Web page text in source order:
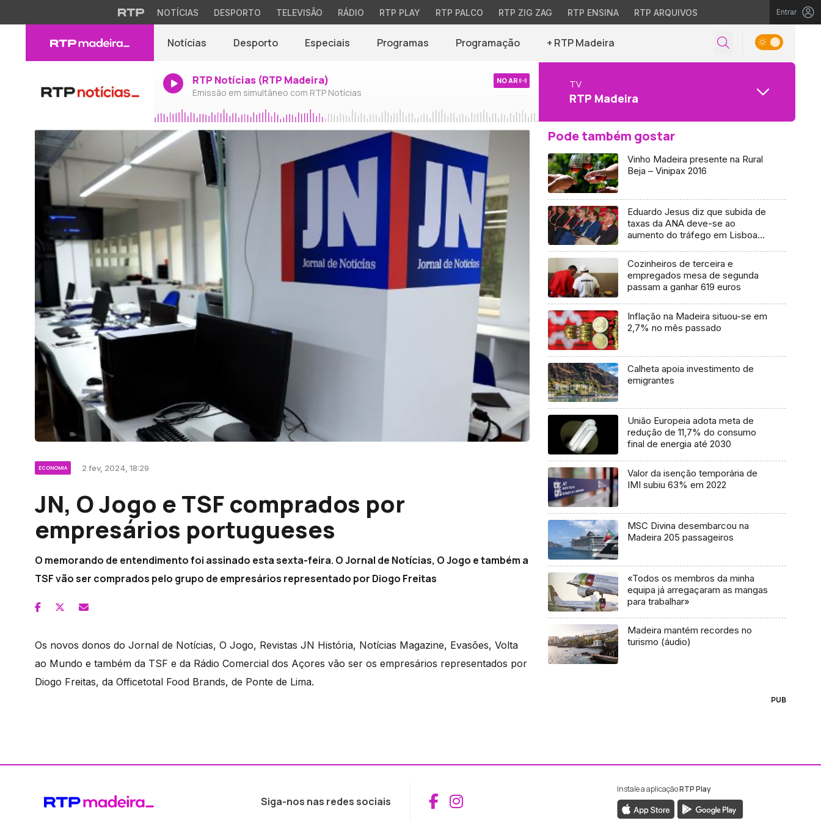
NOTÍCIAS DESPORTO TELEVISÃO RÁDIO RTP PLAY RTP PALCO RTP ZIG ZAG RTP ENSINA RTP ARQUIVOS Entrar
Notícias Desporto Especiais Programas Programação + RTP Madeira
RTP Notícias (RTP Madeira)
Emissão em simultâneo com RTP Notícias
NO AR TV
RTP Madeira
ECONOMIA 2 fev, 2024, 18:29
JN, O Jogo e TSF comprados por
empresários portugueses
O memorando de entendimento foi assinado esta sexta-feira. O Jornal de Notícias, O Jogo e também a
TSF vão ser comprados pelo grupo de empresários representado por Diogo Freitas
Os novos donos do Jornal de Notícias, O Jogo, Revistas JN História, Notícias Magazine, Evasões, Volta
ao Mundo e também da TSF e da Rádio Comercial dos Açores vão ser os empresários representados por
Diogo Freitas, da Officetotal Food Brands, de Ponte de Lima.
Pode também gostar
Vinho Madeira presente na Rural
Beja – Vinipax 2016
Eduardo Jesus diz que subida de
taxas da ANA deve-se ao
aumento do tráfego em Lisboa
Cozinheiros de terceira e
empregados mesa de segunda
passam a ganhar 619 euros
Inflação na Madeira situou-se em
2,7% no mês passado
Calheta apoia investimento de
emigrantes
União Europeia adota meta de
redução de 11,7% do consumo
final de energia até 2030
Valor da isenção temporária de
IMI subiu 63% em 2022
MSC Divina desembarcou na
Madeira 205 passageiros
«Todos os membros da minha
equipa já arregaçaram as mangas
para trabalhar»
Madeira mantém recordes no
turismo (áudio)
PUB
Siga-nos nas redes sociais Aceder ao Facebook da RTP Madeira
Aceder ao Instagram da RTP Madeira
Instale a aplicaçãoRTP Play